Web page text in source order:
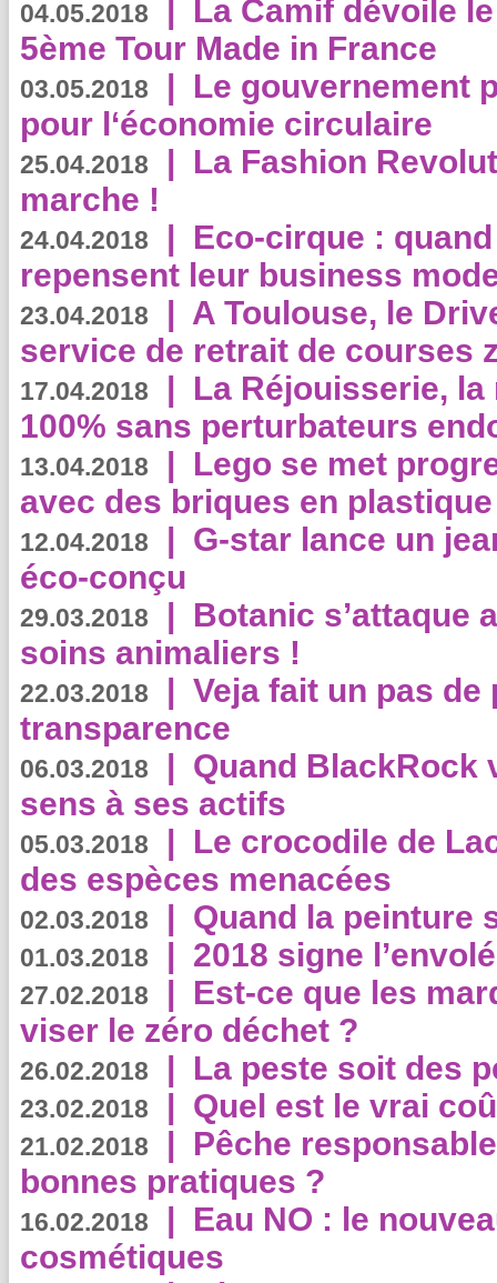
04.05.2018 | La Camif dévoile
5ème Tour Made in France
03.05.2018 | Le gouvernement
pour l‘économie circulaire
25.04.2018 | La Fashion
marche !
24.04.2018 | Eco-cirque :
repensent leur business
23.04.2018 | A Toulouse, le
service de retrait de courses
17.04.2018 | La Réjouisserie,
100% sans perturbateurs
13.04.2018 | Lego se met
avec des briques en
12.04.2018 | G-star lance un
éco-conçu
29.03.2018 | Botanic s’attaque
soins animaliers !
22.03.2018 | Veja fait un pas de
transparence
06.03.2018 | Quand BlackRock
sens à ses actifs
05.03.2018 | Le crocodile de
des espèces menacées
02.03.2018 | Quand la peinture
01.03.2018 | 2018 signe
27.02.2018 | Est-ce que les
viser le zéro déchet ?
26.02.2018 | La peste soit des
23.02.2018 | Quel est le vrai
21.02.2018 | Pêche
bonnes pratiques ?
16.02.2018 | Eau NO : le
cosmétiques